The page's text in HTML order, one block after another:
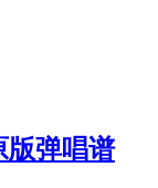
版弹唱谱